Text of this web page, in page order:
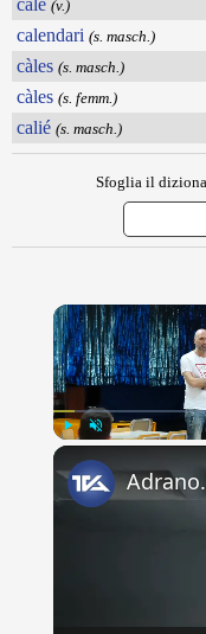
calé (v.)
calendari (s. masch.)
càles (s. masch.)
càles (s. femm.)
calié (s. masch.)
Sfoglia il